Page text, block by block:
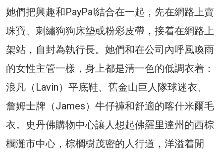
她們把興趣和PayPal結合在一起，先在網路上賣
珠寶、刺繡狗狗床墊或粉彩皮帶，接着在網路上
架站，自封為執行長。她們和在公司內呼風喚雨
的女性主管一樣，身上都是清一色的低調衣着：
浪凡（Lavin）平底鞋、舊金山巨人隊球迷衣、
詹姆士牌（James）牛仔褲和舒適的喀什米爾毛
衣。史丹佛購物中心讓人想起佛羅里達州的西棕
櫚灘市中心，棕櫚樹茂密的人行道，洋溢着閒